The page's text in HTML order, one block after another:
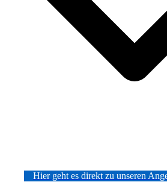
Hier geht es direkt zu unseren